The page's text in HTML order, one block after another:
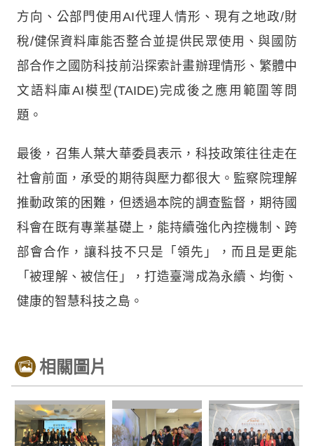
方向、公部門使用AI代理人情形、現有之地政/財
稅/健保資料庫能否整合並提供民眾使用、與國防
部合作之國防科技前沿探索計畫辦理情形、繁體中
文語料庫AI模型(TAIDE)完成後之應用範圍等問
題。
最後，召集人葉大華委員表示，科技政策往往走在
社會前面，承受的期待與壓力都很大。監察院理解
推動政策的困難，但透過本院的調查監督，期待國
科會在既有專業基礎上，能持續強化內控機制、跨
部會合作，讓科技不只是「領先」，而且是更能
「被理解、被信任」，打造臺灣成為永續、均衡、
健康的智慧科技之島。
相關圖片